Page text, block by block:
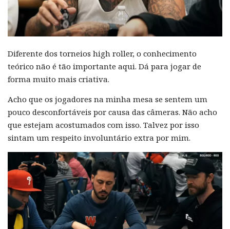
Diferente dos torneios high roller, o conhecimento
teórico não é tão importante aqui. Dá para jogar de
forma muito mais criativa.
Acho que os jogadores na minha mesa se sentem um
pouco desconfortáveis por causa das câmeras. Não acho
que estejam acostumados com isso. Talvez por isso
sintam um respeito involuntário extra por mim.